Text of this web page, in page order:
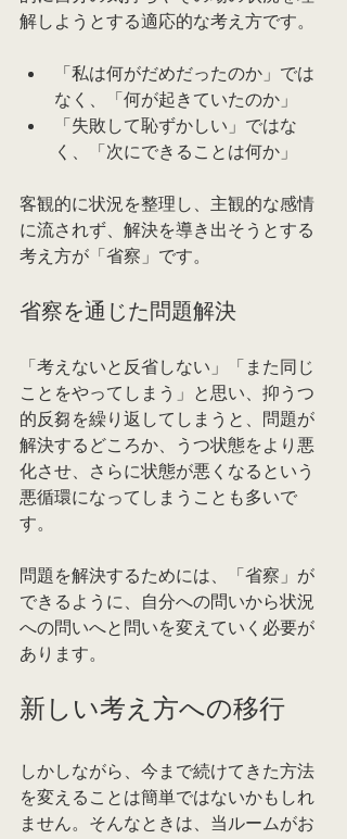
解しようとする適応的な考え方です。
「私は何がだめだったのか」では
なく、「何が起きていたのか」
「失敗して恥ずかしい」ではな
く、「次にできることは何か」
客観的に状況を整理し、主観的な感情
に流されず、解決を導き出そうとする
考え方が「省察」です。
省察を通じた問題解決
「考えないと反省しない」「また同じ
ことをやってしまう」と思い、抑うつ
的反芻を繰り返してしまうと、問題が
解決するどころか、うつ状態をより悪
化させ、さらに状態が悪くなるという
悪循環になってしまうことも多いで
す。
問題を解決するためには、「省察」が
できるように、自分への問いから状況
への問いへと問いを変えていく必要が
あります。
新しい考え方への移行
しかしながら、今まで続けてきた方法
を変えることは簡単ではないかもしれ
ません。そんなときは、当ルームがお